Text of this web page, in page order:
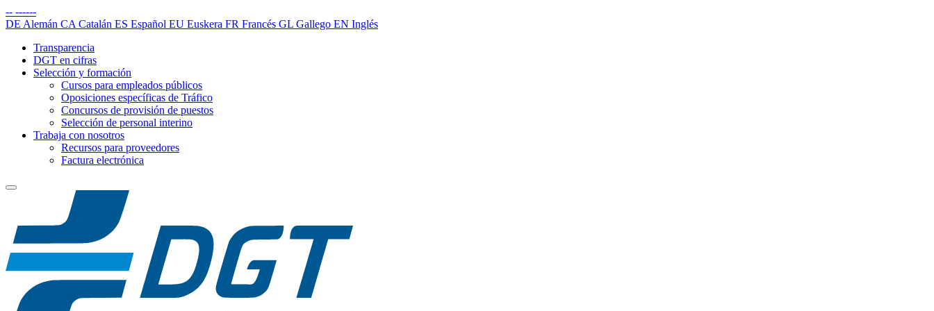
-- ------
DE Alemán CA Catalán ES Español EU Euskera FR Francés GL Gallego EN Inglés
Transparencia
DGT en cifras
Selección y formación
Cursos para empleados públicos
Oposiciones específicas de Tráfico
Concursos de provisión de puestos
Selección de personal interino
Trabaja con nosotros
Recursos para proveedores
Factura electrónica